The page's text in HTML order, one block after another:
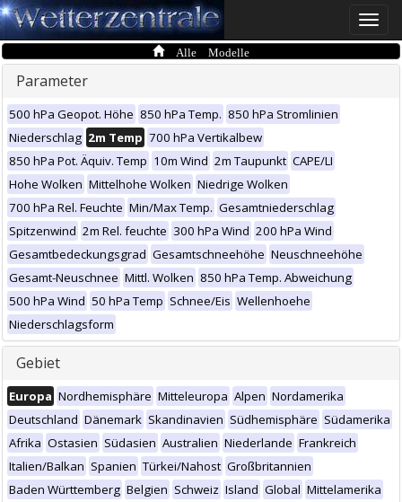
Toggle
Alle Modelle
Parameter
500 hPa Geopot. Höhe 850 hPa Temp. 850 hPa Stromlinien
Niederschlag 2m Temp 700 hPa Vertikalbew
850 hPa Pot. Äquiv. Temp 10m Wind 2m Taupunkt CAPE/LI
Hohe Wolken Mittelhohe Wolken Niedrige Wolken
700 hPa Rel. Feuchte Min/Max Temp. Gesamtniederschlag
Spitzenwind 2m Rel. feuchte 300 hPa Wind 200 hPa Wind
Gesamtbedeckungsgrad Gesamtschneehöhe Neuschneehöhe
Gesamt-Neuschnee Mittl. Wolken 850 hPa Temp. Abweichung
500 hPa Wind 50 hPa Temp Schnee/Eis Wellenhoehe
Niederschlagsform
Gebiet
Europa Nordhemisphäre Mitteleuropa Alpen Nordamerika
Deutschland Dänemark Skandinavien Südhemisphäre Südamerika
Afrika Ostasien Südasien Australien Niederlande Frankreich
Italien/Balkan Spanien Türkei/Nahost Großbritannien
Baden Württemberg Belgien Schweiz Island Global Mittelamerika